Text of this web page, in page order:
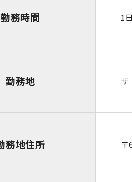
勤務時間 1
勤務地 ザ
務地住所